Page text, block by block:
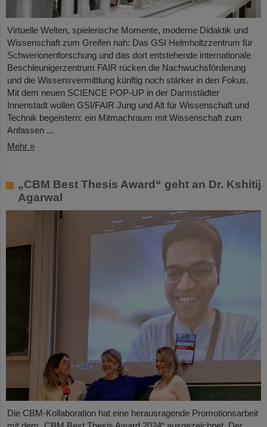
Virtuelle Welten, spielerische Momente, moderne Didaktik und
Wissenschaft zum Greifen nah: Das GSI Helmholtzzentrum für
Schwerionenforschung und das dort entstehende internationale
Beschleunigerzentrum FAIR rücken die Nachwuchsförderung
und die Wissensvermittlung künftig noch stärker in den Fokus.
Mit dem neuen SCIENCE POP-UP in der Darmstädter
Innenstadt wollen GSI/FAIR Jung und Alt für Wissenschaft und
Technik begeistern: ein Mitmachraum mit Wissenschaft zum
Anfassen ...
Mehr »
„CBM Best Thesis Award“ geht an Dr. Kshitij
Agarwal
Die CBM-Kollaboration hat eine herausragende Promotionsarbeit